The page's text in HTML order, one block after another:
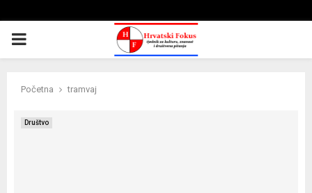
PRIMARY
Početna tramvaj
Društvo